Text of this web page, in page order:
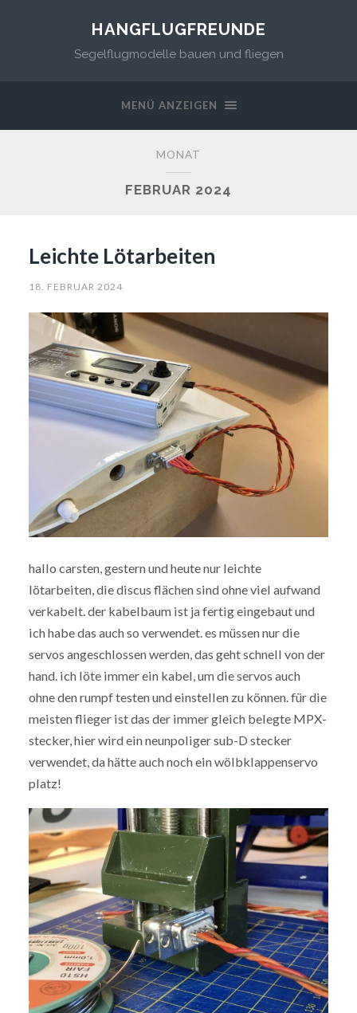
HANGFLUGFREUNDE
Segelflugmodelle bauen und fliegen
MENÜ ANZEIGEN
MONAT
FEBRUAR 2024
Leichte Lötarbeiten
18. FEBRUAR 2024
hallo carsten, gestern und heute nur leichte
lötarbeiten, die discus flächen sind ohne viel aufwand
verkabelt. der kabelbaum ist ja fertig eingebaut und
ich habe das auch so verwendet. es müssen nur die
servos angeschlossen werden, das geht schnell von der
hand. ich löte immer ein kabel, um die servos auch
ohne den rumpf testen und einstellen zu können. für die
meisten flieger ist das der immer gleich belegte MPX-
stecker, hier wird ein neunpoliger sub-D stecker
verwendet, da hätte auch noch ein wölbklappenservo
platz!